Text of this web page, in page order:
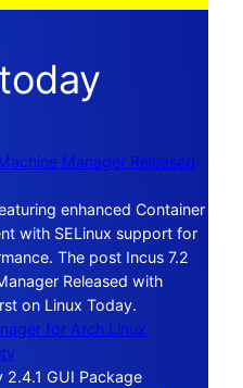
Manager Released
enhanced Container
with SELinux support for
The post Incus 7.2
Released with
on Linux Today.
for Arch Linux
2.4.1 GUI Package